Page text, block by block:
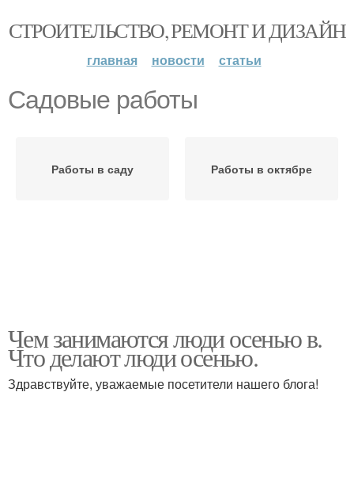
СТРОИТЕЛЬСТВО, РЕМОНТ И ДИЗАЙН
главная новости статьи
Садовые работы
Работы в саду Работы в октябре
Чем занимаются люди осенью в.
Что делают люди осенью.
Здравствуйте, уважаемые посетители нашего блога!